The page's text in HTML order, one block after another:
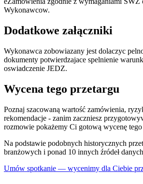
Wykonawcow.
Dodatkowe załączniki
Wykonawca zobowiazany jest dolaczyc
dokumenty potwierdzajace spelnienie
oswiadczenie JEDZ.
Wycena tego przetargu
Poznaj szacowaną wartość zamówienia,
rekomendacje - zanim zaczniesz
rozmowie pokażemy Ci gotową wycenę tego
Na podstawie podobnych historycznych
branżowych i ponad 10 innych źródeł
Umów spotkanie — wycenimy dla Ciebie